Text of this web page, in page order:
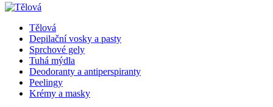
Tělová
Depilační vosky a pasty
Sprchové gely
Tuhá mýdla
Deodoranty a antiperspiranty
Peelingy
Krémy a masky